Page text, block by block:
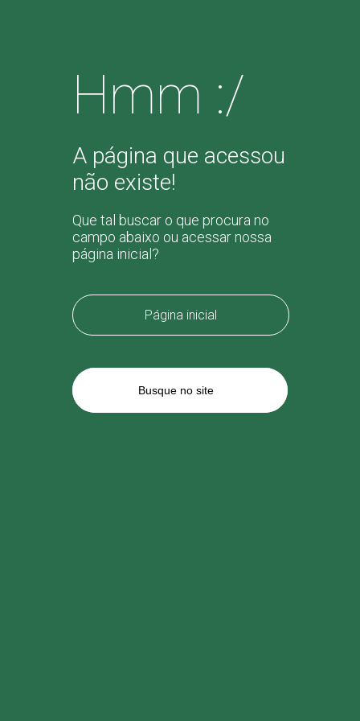
Hmm :/
A página que acessou
não existe!
Que tal buscar o que procura no
campo abaixo ou acessar nossa
página inicial?
Página inicial